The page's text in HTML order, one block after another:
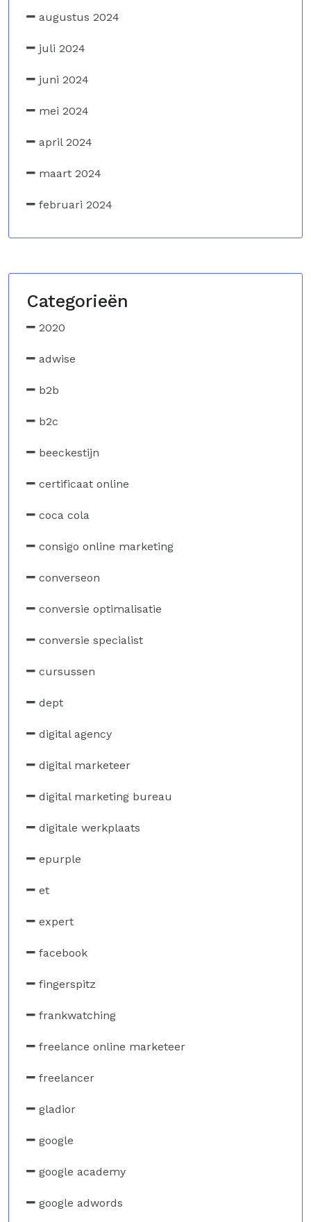
augustus 2024
juli 2024
juni 2024
mei 2024
april 2024
maart 2024
februari 2024
Categorieën
2020
adwise
b2b
b2c
beeckestijn
certificaat online
coca cola
consigo online marketing
converseon
conversie optimalisatie
conversie specialist
cursussen
dept
digital agency
digital marketeer
digital marketing bureau
digitale werkplaats
epurple
et
expert
facebook
fingerspitz
frankwatching
freelance online marketeer
freelancer
gladior
google
google academy
google adwords